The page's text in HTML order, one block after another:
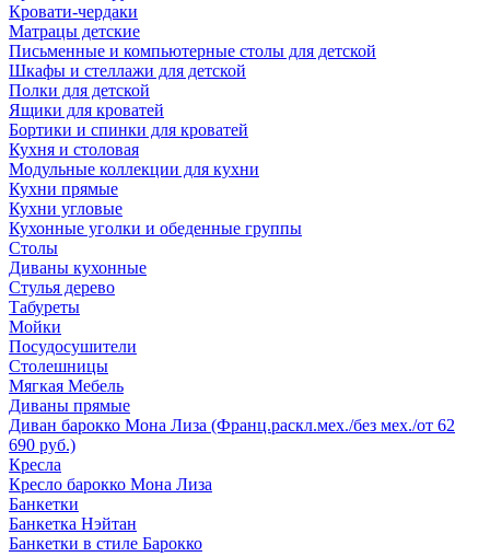
Кровати-чердаки
Матрацы детские
Письменные и компьютерные столы для детской
Шкафы и стеллажи для детской
Полки для детской
Ящики для кроватей
Бортики и спинки для кроватей
Кухня и столовая
Модульные коллекции для кухни
Кухни прямые
Кухни угловые
Кухонные уголки и обеденные группы
Столы
Диваны кухонные
Стулья дерево
Табуреты
Мойки
Посудосушители
Столешницы
Мягкая Мебель
Диваны прямые
Диван барокко Мона Лиза (Франц.раскл.мех./без мех./от 62
690 руб.)
Кресла
Кресло барокко Мона Лиза
Банкетки
Банкетка Нэйтан
Банкетки в стиле Барокко